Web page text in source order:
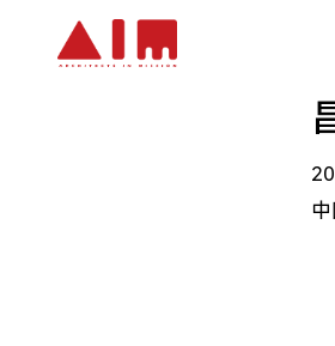
跳到主要内容